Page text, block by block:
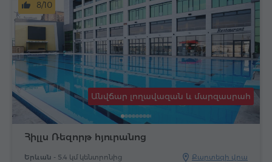
Հիլլս Ռեզորթ հյուրանոց
Երևան - 5.4 կմ կենտրոնից Քարտեզի վրա
Անվճար լողավազան և մարզասրահ
8/10